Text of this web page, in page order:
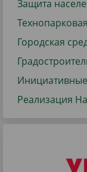
Защита
Городская
Реализация